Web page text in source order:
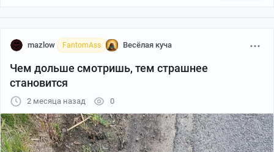
mazlow FantomAss Весёлая куча
Чем дольше смотришь, тем страшнее
становится
2 месяца назад 0